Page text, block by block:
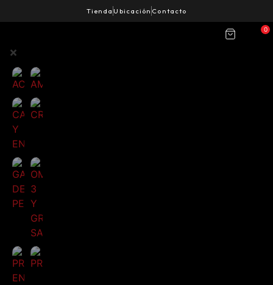
Tienda Ubicación Contacto
ACCESORIOS
CARBOHIDRATOS
Y
GANADORES
DE
PESOSALUDABLES
PRE
ENTRENOS
PROTEÍNAS
0